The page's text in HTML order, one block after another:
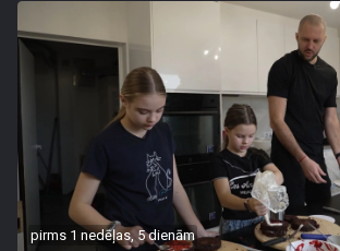
pirms 1 nedēļas, 5 dienām